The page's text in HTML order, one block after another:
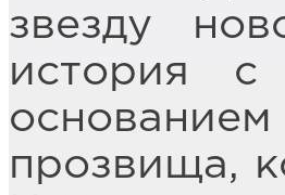
звезду
история с
прозвища,